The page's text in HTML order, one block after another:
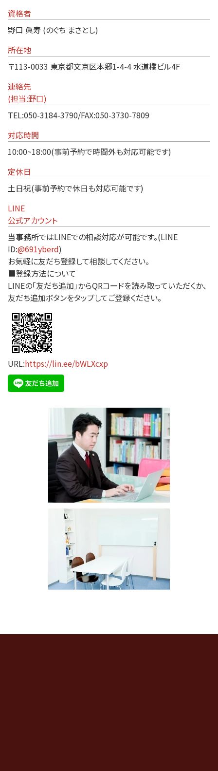
資格者
野口 眞寿 (のぐち まさとし)
所在地
〒113-0033 東京都文京区本郷1-4-4 水道橋ビル4F
連絡先
(担当:野口)
TEL:050-3184-3790/FAX:050-3730-7809
対応時間
10:00~18:00(事前予約で時間外も対応可能です)
定休日
土日祝(事前予約で休日も対応可能です)
LINE
公式アカウント
当事務所ではLINEでの相談対応が可能です。(LINE
ID:@691yberd)
お気軽に友だち登録して相談してください。
■登録方法について
LINEの「友だち追加」からQRコードを読み取っていただくか、
友だち追加ボタンをタップしてご登録ください。
URL:https://lin.ee/bWLXcxp